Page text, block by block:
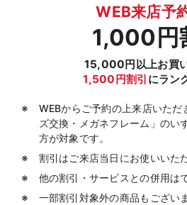
WEB来店予
1,000円
15,000円以上お買
1,500円割引 にラン
WEBからご予約の上来店いた
ズ交換・メガネフレーム」のい
方が対象です。
割引はご来店当日にお使いいた
他の割引・サービスとの併用は
一部割引対象外の商品もござい